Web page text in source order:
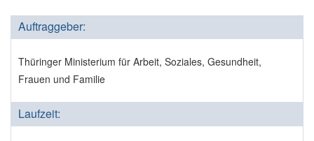
Auftraggeber:
Thüringer Ministerium für Arbeit, Soziales, Gesundheit,
Frauen und Familie
Laufzeit: